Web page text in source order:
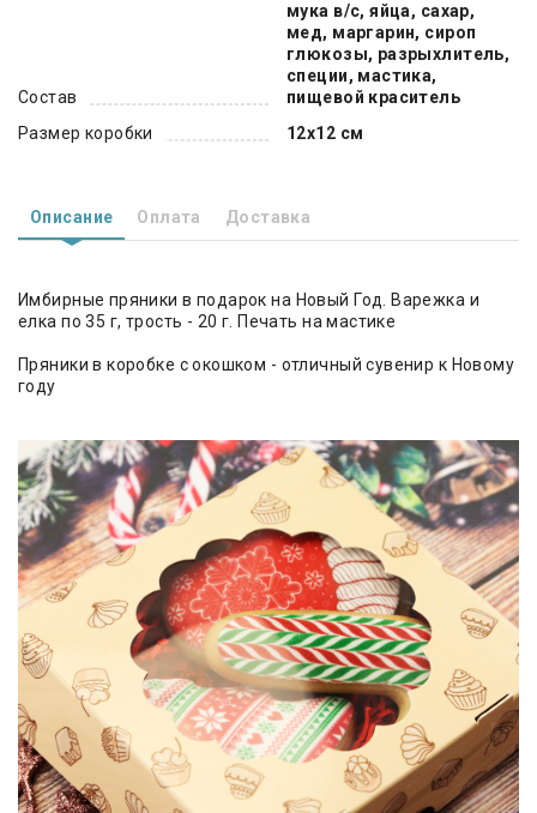
Состав
мука в/с, яйца, сахар,
мед, маргарин, сироп
глюкозы, разрыхлитель,
специи, мастика,
пищевой краситель
Размер коробки
12х12 см
Описание Оплата Доставка
Имбирные пряники в подарок на Новый Год. Варежка и
елка по 35 г, трость - 20 г. Печать на мастике
Пряники в коробке с окошком - отличный сувенир к Новому
году